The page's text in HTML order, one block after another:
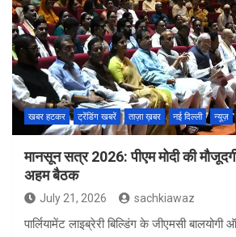
खबर हटकर ट्रेंडिंग खबरें ताज़ा ख़बर नई दिल्ली न्यूज़
मानसून सत्र 2026: पीएम मोदी की
अहम बैठक
July 21, 2026 sachkiawaz
पार्लियामेंट लाइब्रेरी बिल्डिंग के जीएमसी बालयोगी